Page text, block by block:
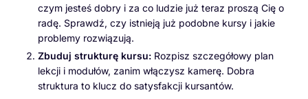
czym jesteś dobry i za co ludzie już teraz proszą Cię o
radę. Sprawdź, czy istnieją już podobne kursy i jakie
problemy rozwiązują.
Zbuduj strukturę kursu: Rozpisz szczegółowy plan
lekcji i modułów, zanim włączysz kamerę. Dobra
struktura to klucz do satysfakcji kursantów.